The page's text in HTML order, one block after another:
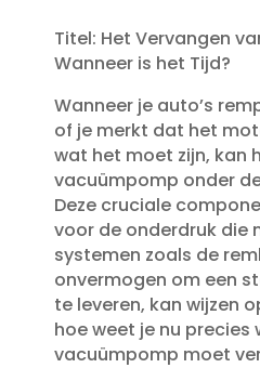
Titel: Het Vervangen
Wanneer is het Tijd?
Wanneer je auto’s
of je merkt dat het
wat het moet zijn, kan
vacuümpomp onder
Deze cruciale
voor de onderdruk die
systemen zoals de
onvermogen om een
te leveren, kan wijzen
hoe weet je nu precies
vacuümpomp moet